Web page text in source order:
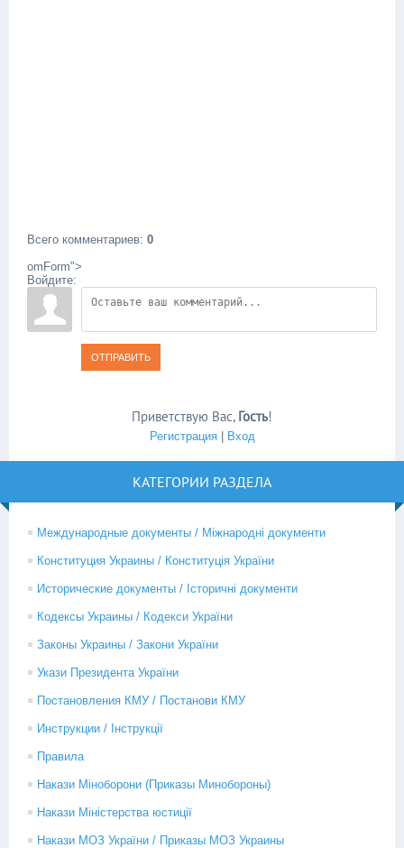
Всего комментариев: 0
omForm">
Войдите:
ОТПРАВИТЬ
Приветствую Вас, Гость!
Регистрация| Вход
КАТЕГОРИИ РАЗДЕЛА
Международные документы / Міжнародні документи
Конституция Украины / Конституція України
Исторические документы / Історичні документи
Кодексы Украины / Кодекси України
Законы Украины / Закони України
Укази Президента України
Постановления КМУ / Постанови КМУ
Инструкции / Інструкції
Правила
Накази Міноборони (Приказы Минобороны)
Накази Міністерства юстиції
Накази МОЗ України / Приказы МОЗ Украины